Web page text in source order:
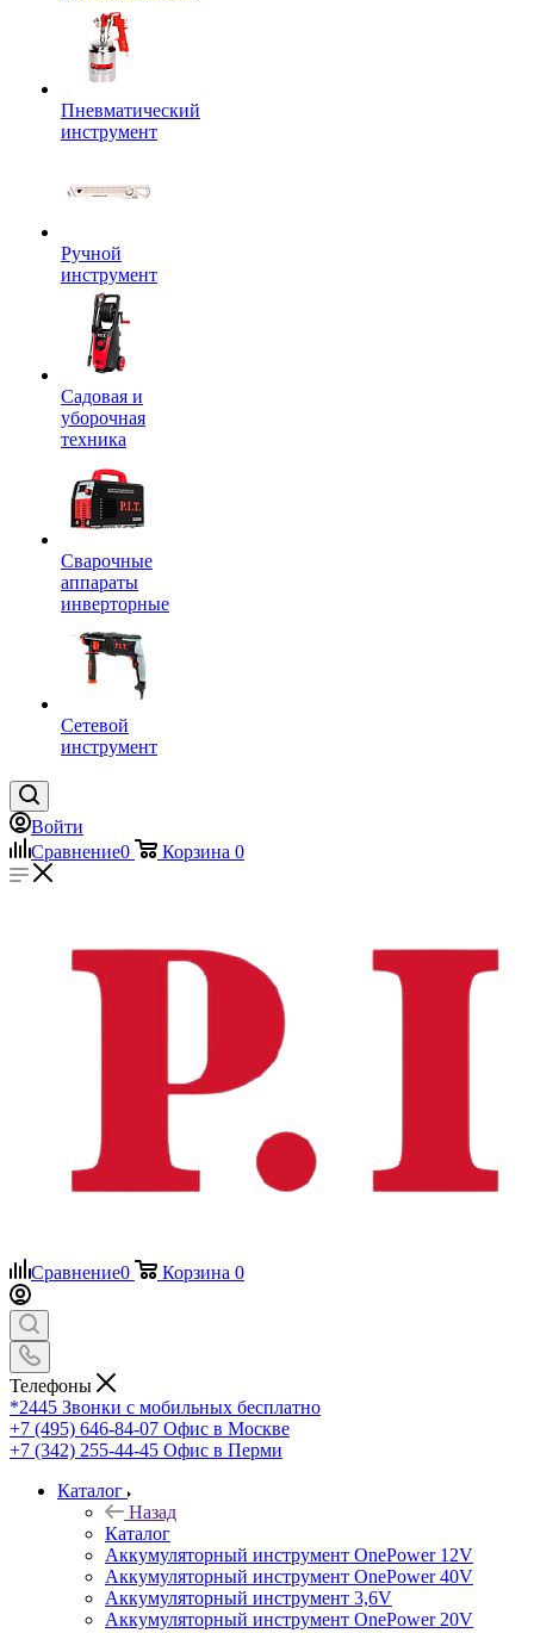
Пневматический
инструмент
Ручной
инструмент
Садовая и
уборочная
техника
Сварочные
аппараты
инверторные
Сетевой
инструмент
Войти
Сравнение0 Корзина 0
Сравнение0 Корзина 0
Телефоны
*2445 Звонки с мобильных бесплатно
+7 (495) 646-84-07 Офис в Москве
+7 (342) 255-44-45 Офис в Перми
Каталог
Назад
Каталог
Аккумуляторный инструмент OnePower 12V
Аккумуляторный инструмент OnePower 40V
Аккумуляторный инструмент 3,6V
Аккумуляторный инструмент OnePower 20V